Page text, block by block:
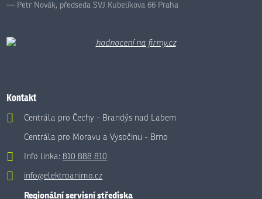
Petr Novák, předseda SVJ Kubelíkova 66 Praha
Kontakt
Centrála pro Čechy - Brandýs nad Labem
Centrála pro Moravu a Vysočinu - Brno
Info linka:810 888 810
info@elektroanimo.cz
Regionální servisní střediska